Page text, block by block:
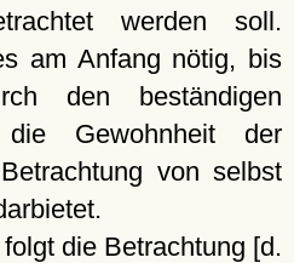
werden soll.
am Anfang nötig, bis
den beständigen
Gewohnheit der
von selbst
die Betrachtung [d.